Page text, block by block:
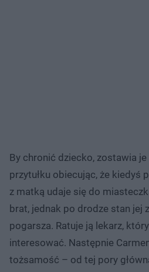
By chronić dziecko, zostawia
przytułku obiecując, że kiedyś
z matką udaje się do
brat, jednak po drodze stan jej
pogarsza. Ratuje ją lekarz,
interesować. Następnie
tożsamość – od tej pory